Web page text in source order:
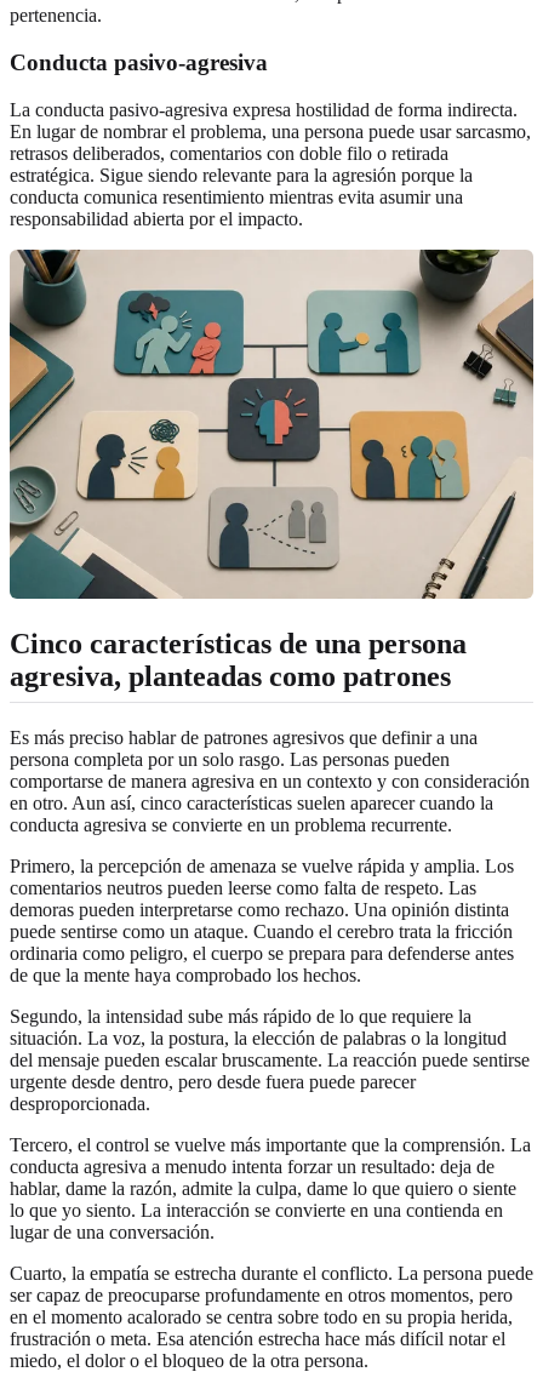
pertenencia.
Conducta pasivo-agresiva
La conducta pasivo-agresiva expresa hostilidad de forma indirecta.
En lugar de nombrar el problema, una persona puede usar sarcasmo,
retrasos deliberados, comentarios con doble filo o retirada
estratégica. Sigue siendo relevante para la agresión porque la
conducta comunica resentimiento mientras evita asumir una
responsabilidad abierta por el impacto.
Cinco características de una persona
agresiva, planteadas como patrones
Es más preciso hablar de patrones agresivos que definir a una
persona completa por un solo rasgo. Las personas pueden
comportarse de manera agresiva en un contexto y con consideración
en otro. Aun así, cinco características suelen aparecer cuando la
conducta agresiva se convierte en un problema recurrente.
Primero, la percepción de amenaza se vuelve rápida y amplia. Los
comentarios neutros pueden leerse como falta de respeto. Las
demoras pueden interpretarse como rechazo. Una opinión distinta
puede sentirse como un ataque. Cuando el cerebro trata la fricción
ordinaria como peligro, el cuerpo se prepara para defenderse antes
de que la mente haya comprobado los hechos.
Segundo, la intensidad sube más rápido de lo que requiere la
situación. La voz, la postura, la elección de palabras o la longitud
del mensaje pueden escalar bruscamente. La reacción puede sentirse
urgente desde dentro, pero desde fuera puede parecer
desproporcionada.
Tercero, el control se vuelve más importante que la comprensión. La
conducta agresiva a menudo intenta forzar un resultado: deja de
hablar, dame la razón, admite la culpa, dame lo que quiero o siente
lo que yo siento. La interacción se convierte en una contienda en
lugar de una conversación.
Cuarto, la empatía se estrecha durante el conflicto. La persona puede
ser capaz de preocuparse profundamente en otros momentos, pero
en el momento acalorado se centra sobre todo en su propia herida,
frustración o meta. Esa atención estrecha hace más difícil notar el
miedo, el dolor o el bloqueo de la otra persona.